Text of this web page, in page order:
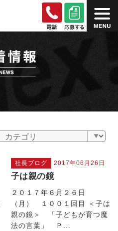
社長ブログ 2017年06月26日
子は親の鏡
２０１７年６月２６日
（月） １００１回目 ＜子は
親の鏡＞ 「子どもが育つ魔
法の言葉」 Ｐ...